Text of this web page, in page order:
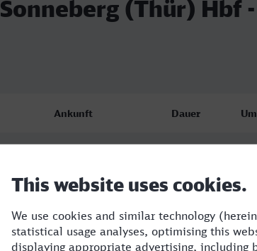
Sonneberg (Thür) Hbf
Ankunft Dauer
12:21
Lingen (Ems)
7:51 6